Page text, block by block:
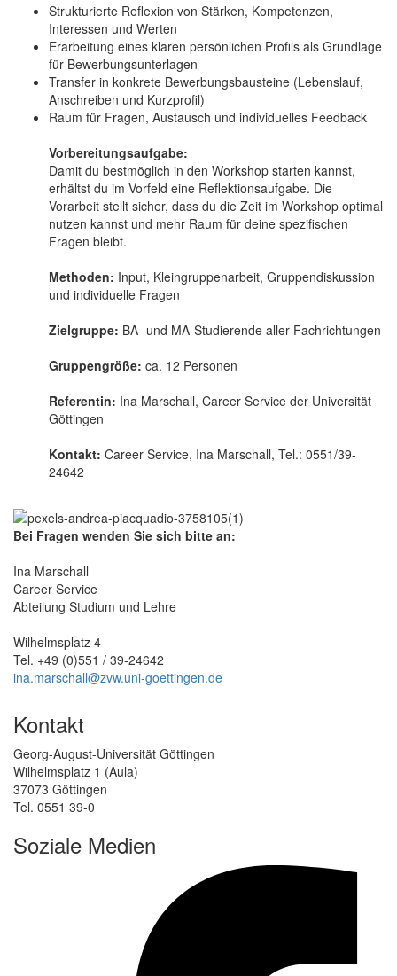
Strukturierte Reflexion von Stärken, Kompetenzen,
Interessen und Werten
Erarbeitung eines klaren persönlichen Profils als Grundlage
für Bewerbungsunterlagen
Transfer in konkrete Bewerbungsbausteine (Lebenslauf,
Anschreiben und Kurzprofil)
Raum für Fragen, Austausch und individuelles Feedback
Vorbereitungsaufgabe:
Damit du bestmöglich in den Workshop starten kannst,
erhältst du im Vorfeld eine Reflektionsaufgabe. Die
Vorarbeit stellt sicher, dass du die Zeit im Workshop optimal
nutzen kannst und mehr Raum für deine spezifischen
Fragen bleibt.
Methoden: Input, Kleingruppenarbeit, Gruppendiskussion
und individuelle Fragen
Zielgruppe: BA- und MA-Studierende aller Fachrichtungen
Gruppengröße: ca. 12 Personen
Referentin: Ina Marschall, Career Service der Universität
Göttingen
Kontakt: Career Service, Ina Marschall, Tel.: 0551/39-
24642
Bei Fragen wenden Sie sich bitte an:
Ina Marschall
Career Service
Abteilung Studium und Lehre
Wilhelmsplatz 4
Tel. +49 (0)551 / 39-24642
ina.marschall@zvw.uni-goettingen.de
Kontakt
Georg-August-Universität Göttingen
Wilhelmsplatz 1 (Aula)
37073 Göttingen
Tel. 0551 39-0
Soziale Medien